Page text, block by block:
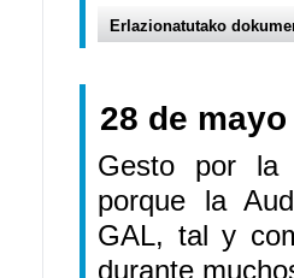
Erlazionatutako
28 de
Gesto por la
porque la
GAL, tal y
durante